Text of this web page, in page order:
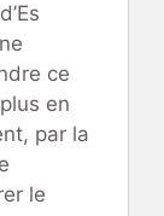
ce
en
par la
le